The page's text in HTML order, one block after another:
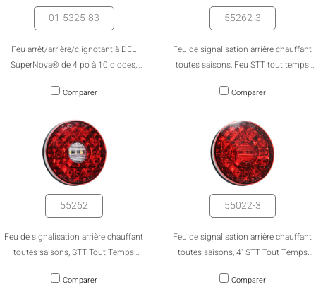
01-5325-83
Feu arrêt/arrière/clignotant à DEL
SuperNova® de 4 po à 10 diodes,
Comparer
55262-3
Feu de signalisation arrière chauffant
toutes saisons, Feu STT tout temps
protection pour marche arrière - Pack
Comparer
55262
Feu de signalisation arrière chauffant
toutes saisons, STT Tout Temps
Protection et Lumière de Recul
Comparer
55022-3
Feu de signalisation arrière chauffant
toutes saisons, 4" STT Tout Temps
en Vrac
Comparer